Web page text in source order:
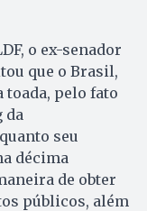
o ex-senador
que o Brasil,
toada, pelo fato
da
seu
décima
de obter
públicos, além